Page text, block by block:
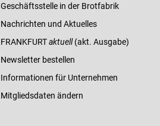
Geschäftsstelle in der Brotfabrik
Nachrichten und Aktuelles
FRANKFURTaktuell(akt. Ausgabe)
Newsletter bestellen
Informationen für Unternehmen
Mitgliedsdaten ändern